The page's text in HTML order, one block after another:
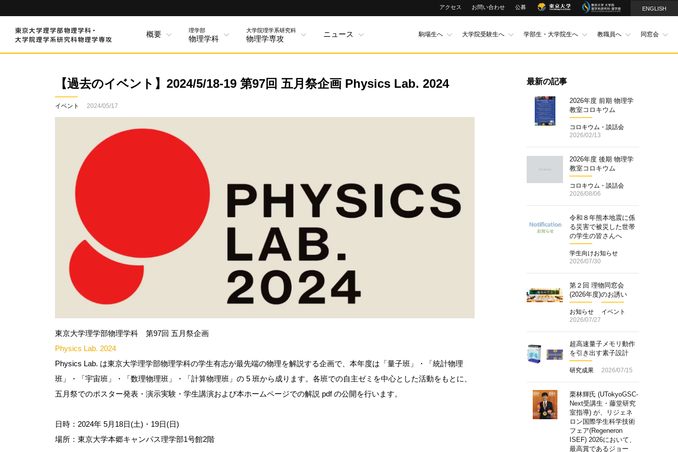
アクセス お問い合わせ 公募 ENGLISH
概要 理学部
物理学科
大学院理学系研究科
物理学専攻
ニュース 駒場生へ 大学院受験生へ 学部生・大学院生へ 教職員へ 同窓会
【過去のイベント】2024/5/18-19 第97回 五月祭企画 Physics Lab. 2024
イベント 2024/05/17
東京大学理学部物理学科 第97回 五月祭企画
Physics Lab. 2024
Physics Lab. は東京大学理学部物理学科の学生有志が最先端の物理を解説する企画で、本年度は「量子班」・「統計物理
班」・「宇宙班」・「数理物理班」・「計算物理班」の 5 班から成ります。各班での自主ゼミを中心とした活動をもとに、
五月祭でのポスター発表・演示実験・学生講演および本ホームページでの解説 pdf の公開を行います。
日時：2024年 5月18日(土)・19日(日)
場所：東京大学本郷キャンパス理学部1号館2階
最新の記事
2026年度 前期 物理学
教室コロキウム
コロキウム・談話会
2026/02/13
2026年度 後期 物理学
教室コロキウム
コロキウム・談話会
2026/08/06
令和８年熊本地震に係
る災害で被災した世帯
の学生の皆さんへ
学生向けお知らせ
2026/07/30
第２回 理物同窓会
(2026年度)のお誘い
お知らせ
イベント
2026/07/27
超高速量子メモリ動作
を引き出す素子設計
研究成果 2026/07/15
栗林輝氏 (UTokyoGSC-
Next受講生・藤堂研究
室指導) が、リジェネ
ロン国際学生科学技術
フェア(Regeneron
ISEF) 2026において、
最高賞であるジョー